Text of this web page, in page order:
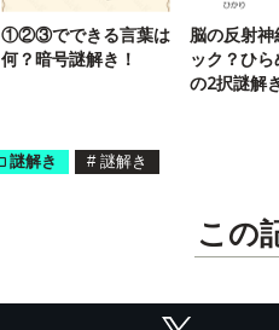
①②③でできる言葉は
何？暗号謎解き！
脳の反射
ック？ひ
の2択謎解
謎解き # 謎解き
この